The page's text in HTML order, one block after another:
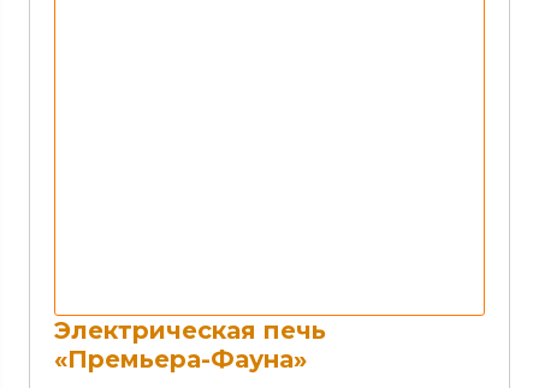
Электрическая печь
«Премьера-Фауна»